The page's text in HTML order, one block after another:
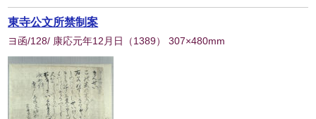
東寺公文所禁制案
ヨ函/128/ 康応元年12月日 （1389） 307×480mm